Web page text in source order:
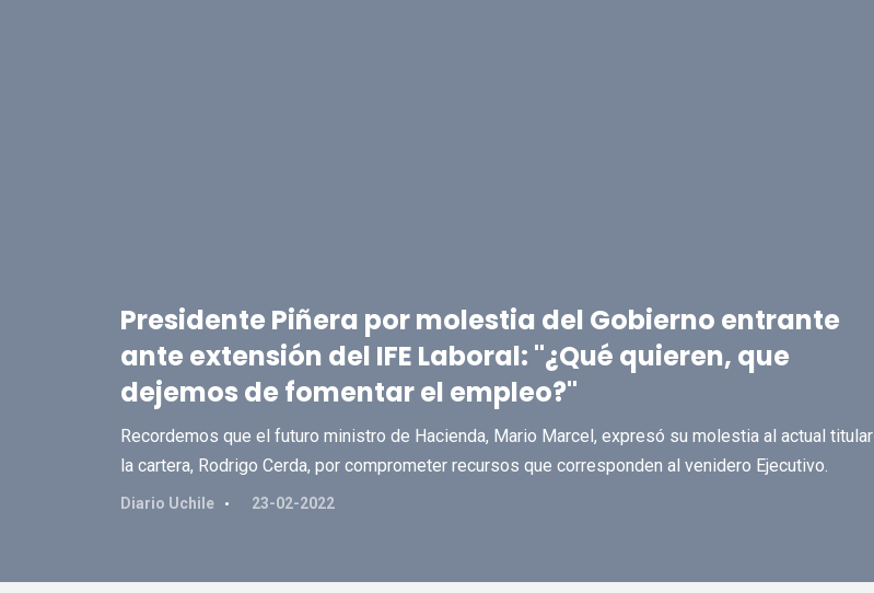
Presidente Piñera por molestia del Gobierno entrante
ante extensión del IFE Laboral: "¿Qué quieren, que
dejemos de fomentar el empleo?"
Recordemos que el futuro ministro de Hacienda, Mario Marcel, expresó su molestia al actual
la cartera, Rodrigo Cerda, por comprometer recursos que corresponden al venidero Ejecutivo.
Diario Uchile 23-02-2022